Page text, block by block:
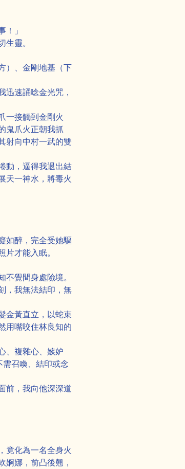
」
靈。
）、金剛地基（下
速誦唸金光咒，
一接觸到金剛火
鬼爪火正朝我抓
射向中村一武的雙
動，逼得我退出結
天一神水，將毒火
如醉，完全受她驅
才能入眠。
覺間身處險境。
，我無法結印，無
金黃直立，以蛇束
用嘴咬住林良知的
、複雜心、嫉妒
召喚、結印或念
前，我向他深深道
竟化為一名全身火
娜，前凸後翹，